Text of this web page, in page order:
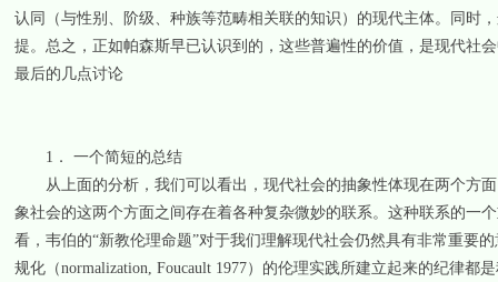
认同（与性别、阶级、种族等范畴相关联的知识）的现代主体。同时
提。总之，正如帕森斯早已认识到的，这些普遍性的价值，是现代社
最后的几点讨论
1． 一个简短的总结
从上面的分析，我们可以看出，现代社会的抽象性体现在两个方面
象社会的这两个方面之间存在着各种复杂微妙的联系。这种联系的一
看，韦伯的“新教伦理命题”对于我们理解现代社会仍然具有非常重要
规化（normalization, Foucault 1977）的伦理实践所建立起来的纪律